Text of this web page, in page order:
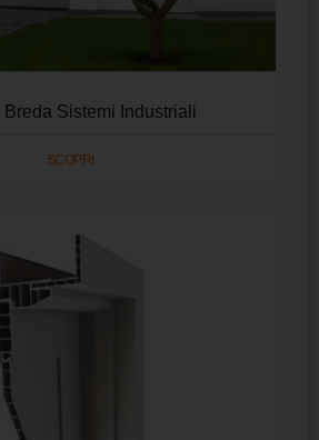
Breda Sistemi Industriali
SCOPRI